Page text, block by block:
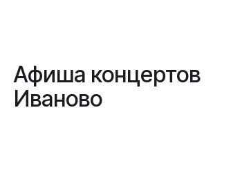
Афиша концертов
Иваново